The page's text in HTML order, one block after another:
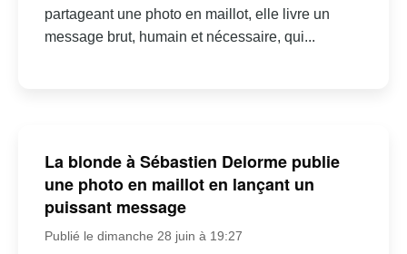
partageant une photo en maillot, elle livre un
message brut, humain et nécessaire, qui...
La blonde à Sébastien Delorme publie
une photo en maillot en lançant un
puissant message
Publié le dimanche 28 juin à 19:27